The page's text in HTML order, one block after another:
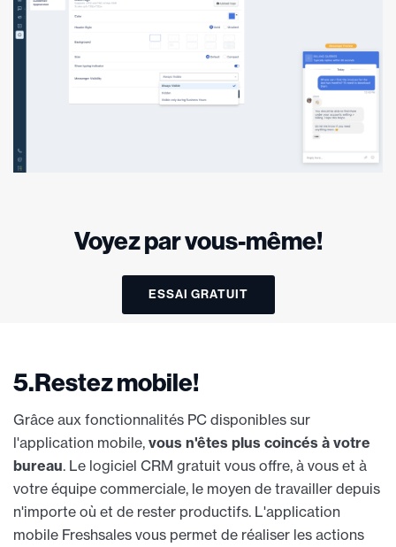
Voyez par vous-même!
ESSAI GRATUIT
5.Restez mobile!
Grâce aux fonctionnalités PC disponibles sur
l'application mobile, vous n'êtes plus coincés à votre
bureau. Le logiciel CRM gratuit vous offre, à vous et à
votre équipe commerciale, le moyen de travailler depuis
n'importe où et de rester productifs. L'application
mobile Freshsales vous permet de réaliser les actions